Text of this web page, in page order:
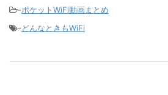
-ポケットWiFi動画まとめ
-どんなときもWiFi